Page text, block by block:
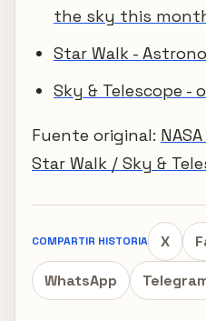
the sky this
Star Walk -
Sky & Telescope -
Fuente original:
Star Walk / Sky &
COMPARTIR HISTORIA X
WhatsApp